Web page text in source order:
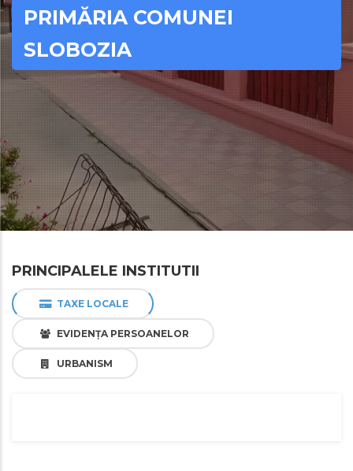
PRIMĂRIA COMUNEI
SLOBOZIA
PRINCIPALELE INSTITUTII
TAXE LOCALE
EVIDENȚA PERSOANELOR
URBANISM